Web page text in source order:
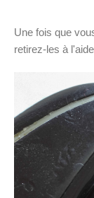
Une fois que
retirez-les à